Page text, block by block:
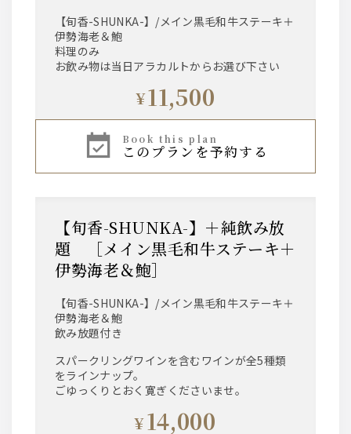
【旬香-SHUNKA-】/メイン黒毛和牛ステーキ＋
伊勢海老＆鮑
料理のみ
お飲み物は当日アラカルトからお選び下さい
¥11,500
book this plan
このプランを予約する
【旬香-SHUNKA-】＋純飲み放
題 ［メイン黒毛和牛ステーキ＋
伊勢海老＆鮑］
【旬香-SHUNKA-】/メイン黒毛和牛ステーキ＋
伊勢海老＆鮑
飲み放題付き
スパークリングワインを含むワインが全5種類
をラインナップ。
ごゆっくりとおく寛ぎくださいませ。
¥14,000